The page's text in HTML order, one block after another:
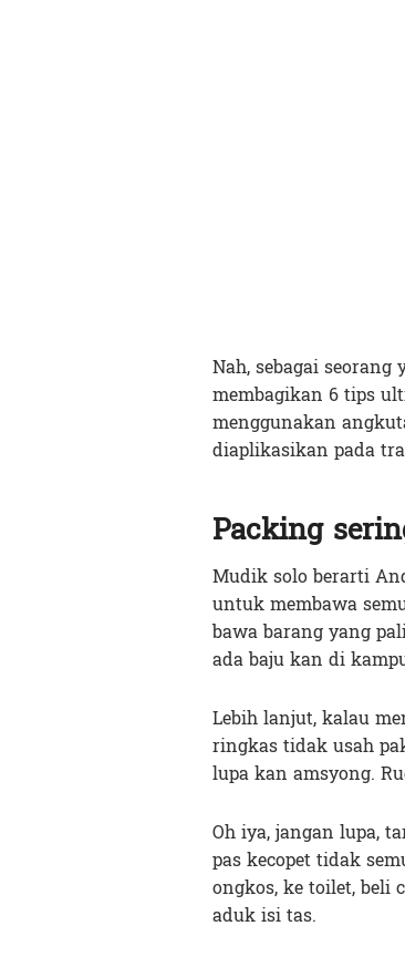
Nah, sebagai
membagikan 6 tips
menggunakan
diaplikasikan pada
Packing
Mudik solo berarti
untuk membawa
bawa barang yang
ada baju kan di
Lebih lanjut, kalau
ringkas tidak usah
lupa kan amsyong.
Oh iya, jangan lupa,
pas kecopet tidak
ongkos, ke toilet, beli
aduk isi tas.